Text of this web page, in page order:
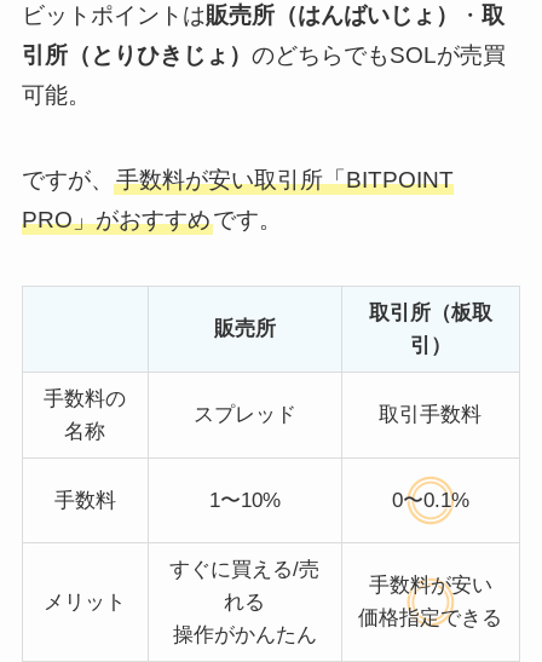
ビットポイントは販売所（はんばいじょ） ・ 取
引所（とりひきじょ） のどちらでもSOLが売買
可能。
ですが、 手数料が安い取引所「BITPOINT
PRO」がおすすめです。
販売所
取引所（板取
引）
手数料の
名称
スプレッド 取引手数料
手数料 1〜10% 0〜0.1%
メリット
すぐに買える/売
れる
操作がかんたん
手数料が安い
価格指定できる